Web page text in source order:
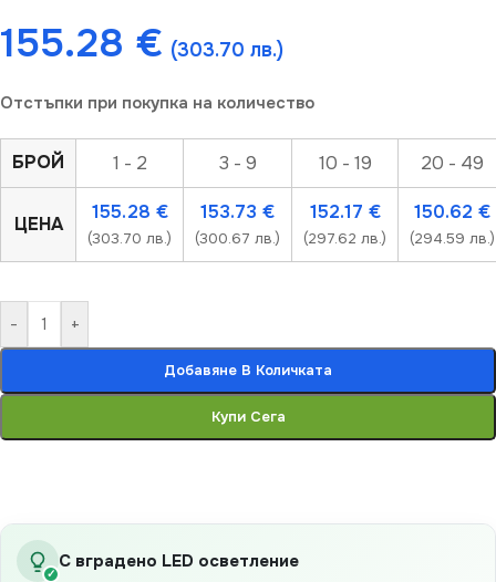
155.28 € (303.70 лв.)
Отстъпки при покупка на количество
БРОЙ 1 - 2 3 - 9 10 - 19 20 - 49
ЦЕНА
155.28 €
(303.70 лв.)
153.73 €
(300.67 лв.)
152.17 €
(297.62 лв.)
150.62 €
(294.59 лв.)
- +
Добавяне В Количката
Купи Сега
✓
С вградено LED осветление